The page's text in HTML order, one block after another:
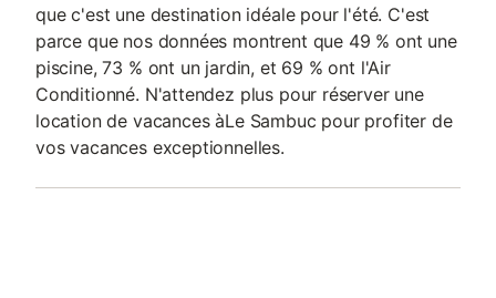
que c'est une destination idéale pour l'été. C'est
parce que nos données montrent que 49 % ont une
piscine, 73 % ont un jardin, et 69 % ont l'Air
Conditionné. N'attendez plus pour réserver une
location de vacances àLe Sambuc pour profiter de
vos vacances exceptionnelles.